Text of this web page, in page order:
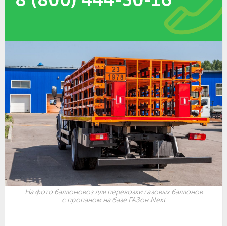
На фото баллоновоз для перевозки газовых баллонов
с пропаном на базе ГАЗон Next